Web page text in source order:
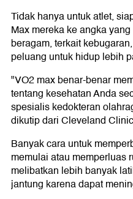
Tidak hanya untuk atlet,
Max mereka ke angka
beragam, terkait
peluang untuk hidup lebih
"VO2 max benar-benar
tentang kesehatan Anda
spesialis kedokteran
dikutip dari Cleveland
Banyak cara untuk
memulai atau memperluas
melibatkan lebih banyak
jantung karena dapat